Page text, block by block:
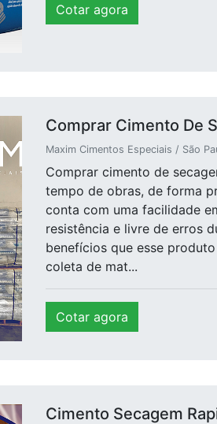
Cotar agora
Comprar Cimento De
Maxim Cimentos Especiais / São
Comprar cimento de
tempo de obras, de forma
conta com uma facilidade
resistência e livre de erros
benefícios que esse
coleta de mat...
Cotar agora
Cimento Secagem